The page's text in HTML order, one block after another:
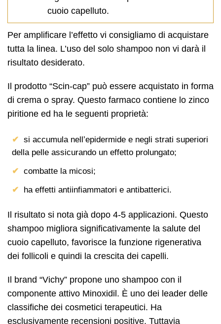
cuoio capelluto.
Per amplificare l’effetto vi consigliamo di acquistare
tutta la linea. L’uso del solo shampoo non vi darà il
risultato desiderato.
Il prodotto “Scin-cap” può essere acquistato in forma
di crema o spray. Questo farmaco contiene lo zinco
piritione ed ha le seguenti proprietà:
si accumula nell’epidermide e negli strati superiori
della pelle assicurando un effetto prolungato;
combatte la micosi;
ha effetti antiinfiammatori e antibatterici.
Il risultato si nota già dopo 4-5 applicazioni. Questo
shampoo migliora significativamente la salute del
cuoio capelluto, favorisce la funzione rigenerativa
dei follicoli e quindi la crescita dei capelli.
Il brand “Vichy” propone uno shampoo con il
componente attivo Minoxidil. È uno dei leader delle
classifiche dei cosmetici terapeutici. Ha
esclusivamente recensioni positive. Tuttavia